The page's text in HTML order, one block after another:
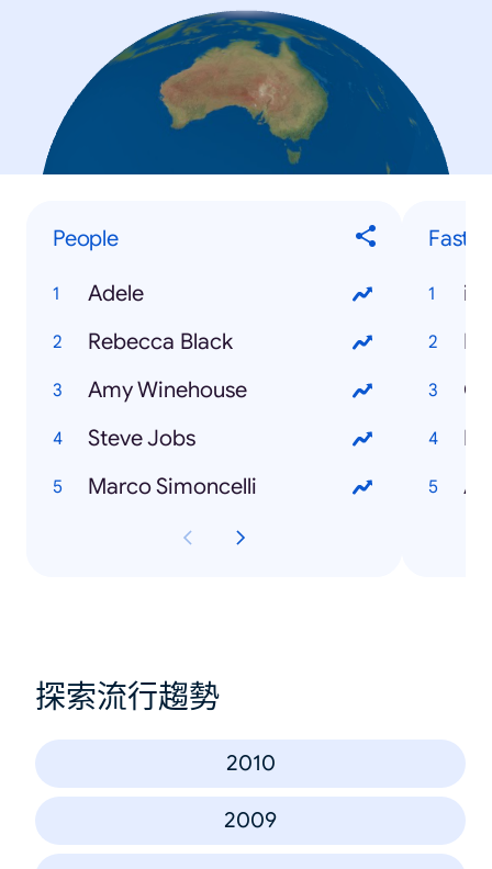
People
Adele
Rebecca Black
Amy Winehouse
Steve Jobs
Marco Simoncelli
探索流行趨勢
2010
2009